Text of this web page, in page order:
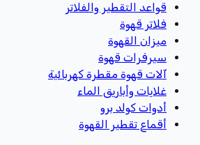
قواعد التقطير والفلاتر
فلاتر قهوة
ميزان القهوة
سيرفرات قهوة
آلات قهوة مقطرة كهربائية
غلايات وأباريق الماء
أدوات كولد برو
أقماع تقطير القهوة